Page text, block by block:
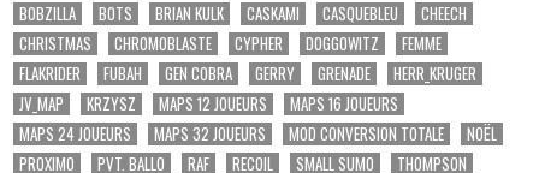
BOBZILLA
BOTS BRIAN KULK CASKAMI CASQUEBLEU
CHEECH
CHRISTMAS
CHROMOBLASTE CYPHER DOGGOWITZ
FEMME
FLAKRIDER
FUBAH GEN COBRA GERRY GRENADE
HERR_KRUGER
JV_MAP
KRZYSZ MAPS 12 JOUEURS
MAPS 16 JOUEURS
MAPS 24 JOUEURS
MAPS 32 JOUEURS MOD CONVERSION TOTALE
NOËL
PROXIMO
PVT. BALLO RAF RECOIL SMALL SUMO
THOMPSON